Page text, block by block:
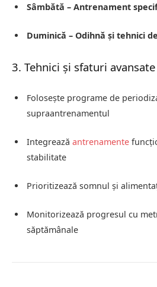
Sâmbătă – Antrenament
Duminică – Odihnă și tehnici
3. Tehnici și sfaturi avansate
Folosește programe de
supraantrenamentul
Integrează antrenamente
stabilitate
Prioritizează somnul și
Monitorizează progresul cu
săptămânale